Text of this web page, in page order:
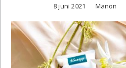
8 juni 2021 Manon